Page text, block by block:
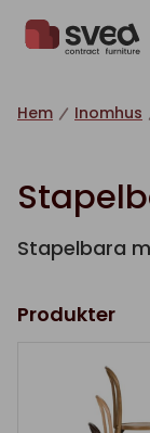
Hem Inomhus
Stapelbara
Produkter